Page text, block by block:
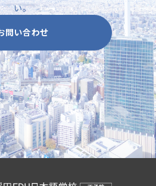
い。
問い合わせ